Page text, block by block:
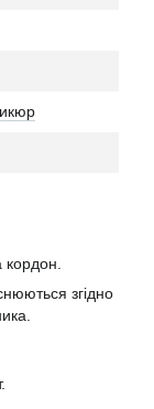
кордон.
згідно